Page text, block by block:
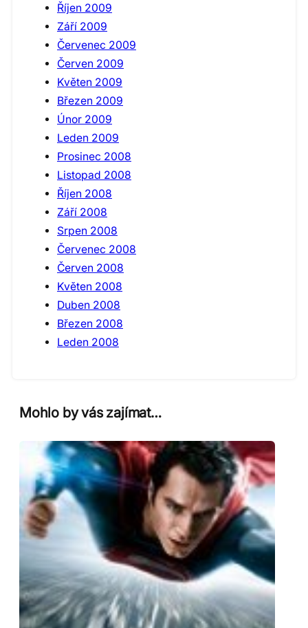
Říjen 2009
Září 2009
Červenec 2009
Červen 2009
Květen 2009
Březen 2009
Únor 2009
Leden 2009
Prosinec 2008
Listopad 2008
Říjen 2008
Září 2008
Srpen 2008
Červenec 2008
Červen 2008
Květen 2008
Duben 2008
Březen 2008
Leden 2008
Mohlo by vás zajímat…